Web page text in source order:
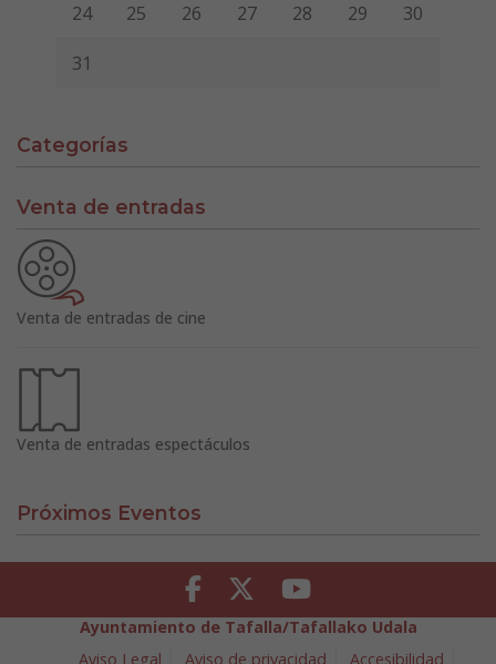
24 25 26 27 28 29 30
31
Categorías
Venta de entradas
Venta de entradas de cine
Venta de entradas espectáculos
Próximos Eventos
Facebook Twitter Youtube
Ayuntamiento de Tafalla/Tafallako Udala
Aviso Legal
Aviso de privacidad Accesibilidad